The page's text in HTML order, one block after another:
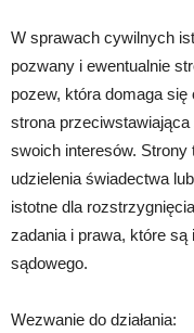
W sprawach cywilnych
pozwany i ewentualnie
pozew, która domaga
strona
swoich interesów.
udzielenia świadectwa
istotne dla
zadania i prawa, które są
sądowego.
Wezwanie do działania: